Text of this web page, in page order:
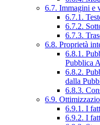
6.7. Immagini e
6.7.1.
6.7.2.
6.7.3.
6.8. Proprietà
6.8.1.
Pubblica
6.8.2.
dalla
6.8.3.
6.9.
6.9.1. I
6.9.2. I